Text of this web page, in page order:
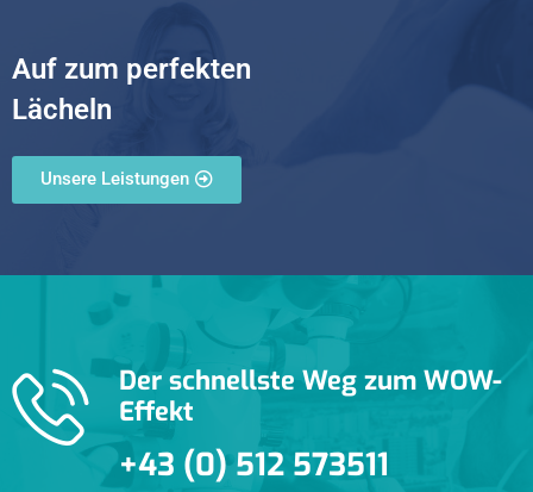
Auf zum perfekten
Lächeln
Unsere Leistungen
Der schnellste Weg zum WOW-
Effekt
+43 (0) 512 573511